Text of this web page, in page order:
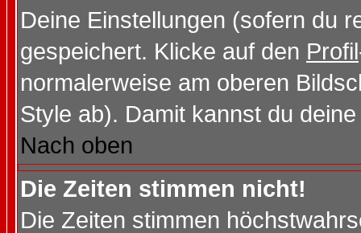
Deine Einstellungen (sofern du
gespeichert. Klicke auf den Profil
normalerweise am oberen
Style ab). Damit kannst du
Nach oben
Die Zeiten stimmen nicht!
Die Zeiten stimmen